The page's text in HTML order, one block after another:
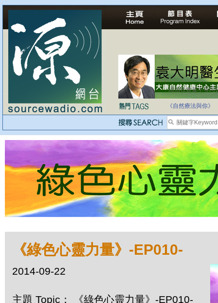
法治社會並不等同
《自然療法與你》
《綠色心靈力量》-EP010-
2014-09-22
主題 Topic： 《綠色心靈力量》-EP010-